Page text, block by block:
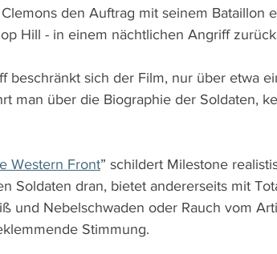
den Auftrag mit seinem Bataillon
Hill - in einem nächtlichen Angriff
beschränkt sich der Film, nur über etwa
man über die Biographie der Soldaten,
Western Front” schildert Milestone
Soldaten dran, bietet andererseits mit
und Nebelschwaden oder Rauch vom
Stimmung.